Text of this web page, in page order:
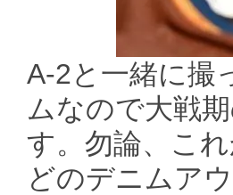
A-2と一緒に撮
ムなので大戦
す。勿論、こ
どのデニムア